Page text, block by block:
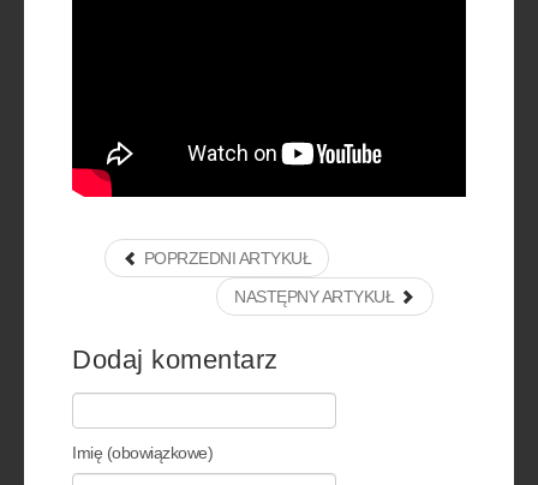
POPRZEDNI ARTYKUŁ
NASTĘPNY ARTYKUŁ
Dodaj komentarz
Imię (obowiązkowe)